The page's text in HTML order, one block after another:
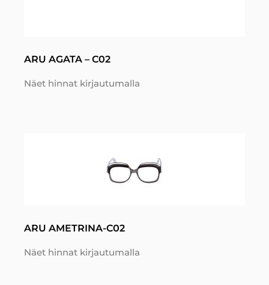
ARU AGATA – C02
Näet hinnat kirjautumalla
ARU AMETRINA-C02
Näet hinnat kirjautumalla